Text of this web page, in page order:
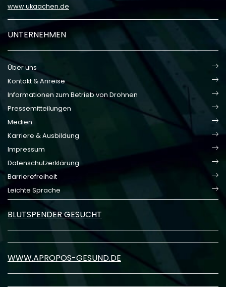
www.ukaachen.de
UNTERNEHMEN
Über uns
Kontakt & Anreise
Informationen zum Betrieb von Drohnen
Pressemitteilungen
Medien
Karriere & Ausbildung
Impressum
Datenschutzerklärung
Barrierefreiheit
Leichte Sprache
BLUTSPENDER GESUCHT
WWW.APROPOS-GESUND.DE